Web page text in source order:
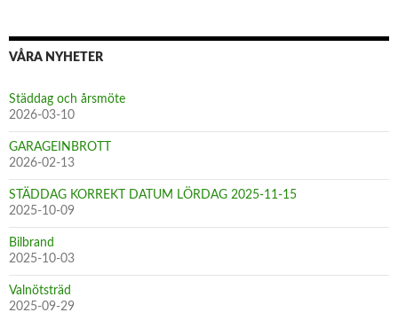
VÅRA NYHETER
Städdag och årsmöte
2026-03-10
GARAGEINBROTT
2026-02-13
STÄDDAG KORREKT DATUM LÖRDAG 2025-11-15
2025-10-09
Bilbrand
2025-10-03
Valnötsträd
2025-09-29